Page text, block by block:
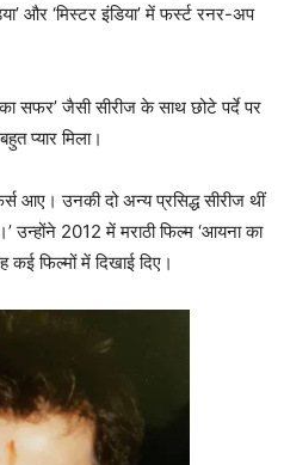
और ‘मिस्टर इंडिया’ में फर्स्ट रनर-अप
सफर’ जैसी सीरीज के साथ छोटे पर्दे पर
प्यार मिला।
आए। उनकी दो अन्य प्रसिद्ध सीरीज थीं
उन्होंने 2012 में मराठी फिल्म ‘आयना का
कई फिल्मों में दिखाई दिए।